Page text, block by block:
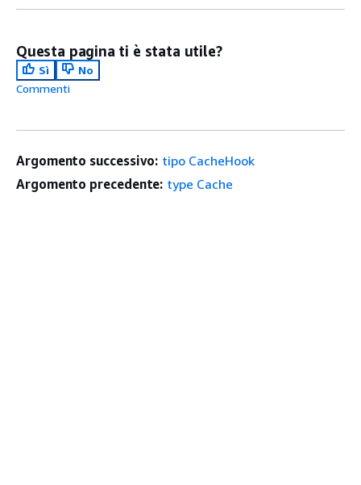
Questa pagina ti è stata utile?
Sì
No
Commenti
Argomento successivo: tipo CacheHook
Argomento precedente: type Cache